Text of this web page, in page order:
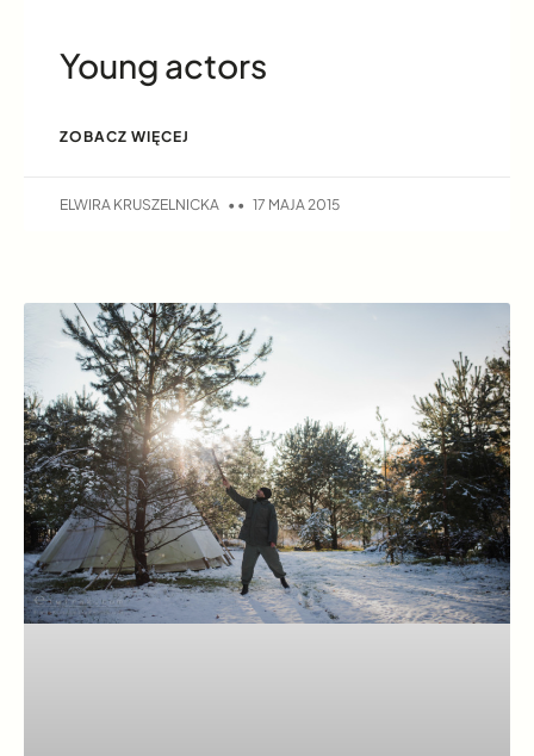
Young actors
ZOBACZ WIĘCEJ
ELWIRA KRUSZELNICKA 17 MAJA 2015